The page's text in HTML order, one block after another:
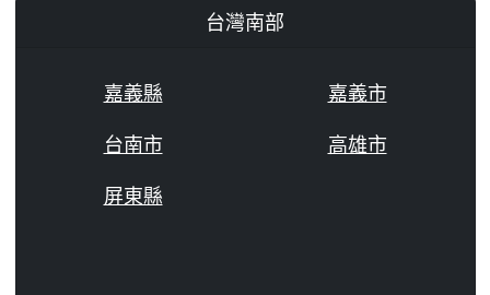
台灣南部
嘉義縣
嘉義市
台南市
高雄市
屏東縣